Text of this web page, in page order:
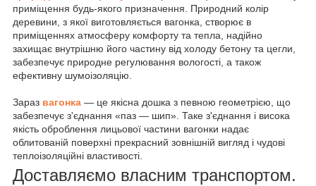
приміщення будь-якого призначення. Природний колір
деревини, з якої виготовляється вагонка, створює в
приміщеннях атмосферу комфорту та тепла, надійно
захищає внутрішню його частину від холоду бетону та цегли,
забезпечує природне регулювання вологості, а також
ефективну шумоізоляцію.
Зараз вагонка — це якісна дошка з певною геометрією, що
забезпечує з'єднання «паз — шип». Таке з'єднання і висока
якість оброблення лицьової частини вагонки надає
облитованій поверхні прекрасний зовнішній вигляд і чудові
теплоізоляційні властивості.
Доставляємо власним транспортом.